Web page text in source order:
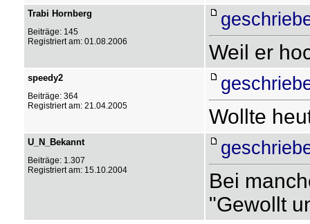
Trabi Hornberg
Beiträge: 145
Registriert am: 01.08.2006
Weil er
speedy2
Beiträge: 364
Registriert am: 21.04.2005
Wollte
U_N_Bekannt
Beiträge: 1.307
Registriert am: 15.10.2004
Bei
"Gewollt